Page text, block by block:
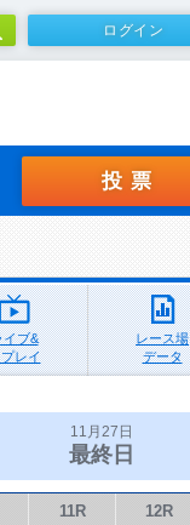
ログイン
投票
イブ&
レイ
レース場
データ
11月27日
最終日
11R 12R